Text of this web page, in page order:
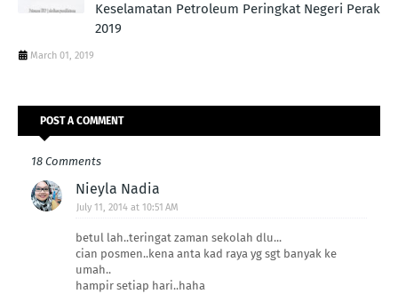
Keselamatan Petroleum Peringkat Negeri Perak
2019
March 01, 2019
POST A COMMENT
18 Comments
Nieyla Nadia
July 11, 2014 at 10:51 AM
betul lah..teringat zaman sekolah dlu...
cian posmen..kena anta kad raya yg sgt banyak ke
umah..
hampir setiap hari..haha